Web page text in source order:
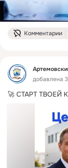
Комментарии
добавлена
🚀 СТАРТ ТВОЕЙ